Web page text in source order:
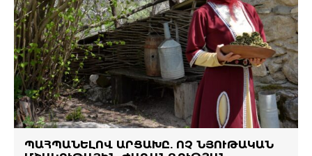
ՊԱՀՊԱՆԵԼՈՎ ԱՐՑԱԽԸ. ՈՉ ՆՅՈՒԹԱԿԱՆ